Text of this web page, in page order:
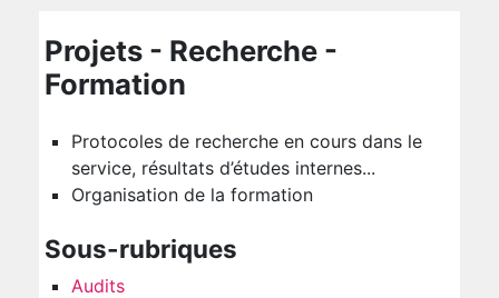
Projets - Recherche -
Formation
Protocoles de recherche en cours dans le
service, résultats d’études internes...
Organisation de la formation
Sous-rubriques
Audits